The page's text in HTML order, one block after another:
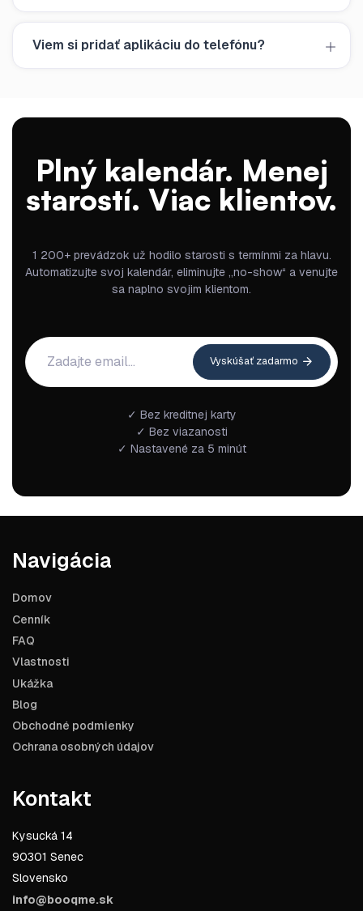
Viem si pridať aplikáciu do telefónu?
Plný kalendár. Menej
starostí. Viac klientov.
1 200+ prevádzok už hodilo starosti s termínmi za hlavu.
Automatizujte svoj kalendár, eliminujte „no-show“ a venujte
sa naplno svojim klientom.
Vyskúšať zadarmo
✓ Bez kreditnej karty
✓ Bez viazanosti
✓ Nastavené za 5 minút
Navigácia
Domov
Cenník
FAQ
Vlastnosti
Ukážka
Blog
Obchodné podmienky
Ochrana osobných údajov
Kontakt
Kysucká 14
90301 Senec
Slovensko
info@booqme.sk